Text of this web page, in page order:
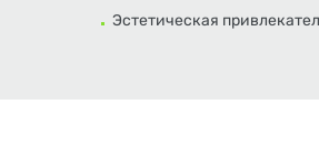
Эстетическая